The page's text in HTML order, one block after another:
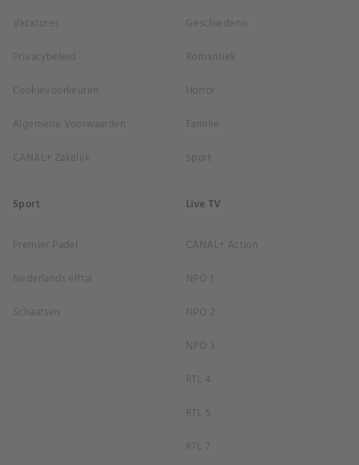
Vacatures
Privacybeleid
Cookievoorkeuren
Algemene Voorwaarden
CANAL+ Zakelijk
Geschiedenis
Romantiek
Horror
Familie
Sport
Sport
Premier Padel
Nederlands elftal
Schaatsen
Live TV
CANAL+ Action
NPO 1
NPO 2
NPO 3
RTL 4
RTL 5
RTL 7